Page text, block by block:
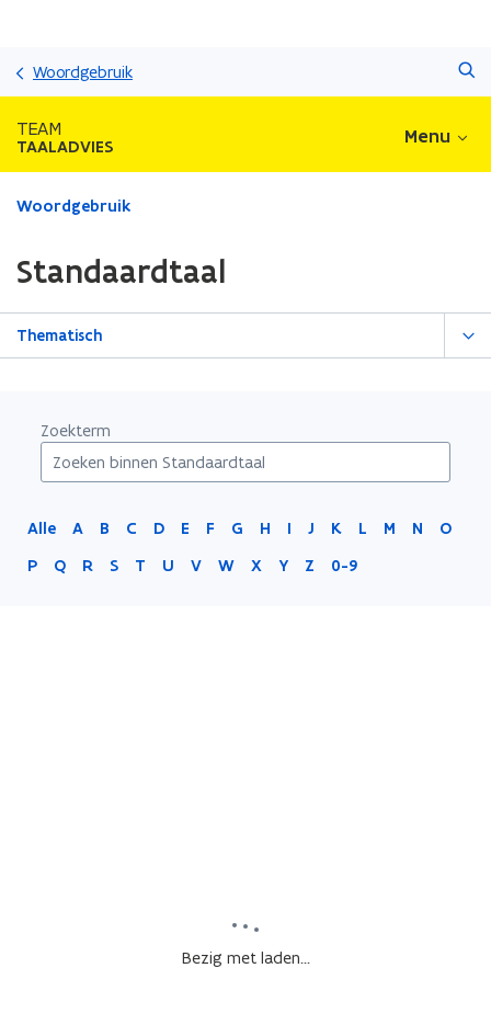
Woordgebruik
TEAM
TAALADVIES Menu
Gedaan
zich
op:
Standaardtaal
Woordgebruik
Standaardtaal
Thematisch
Zoekterm
Alle A B C D E F G H I J K L M N
O
P
Q R S T U V W X Y Z 0-9
Bezig met laden...